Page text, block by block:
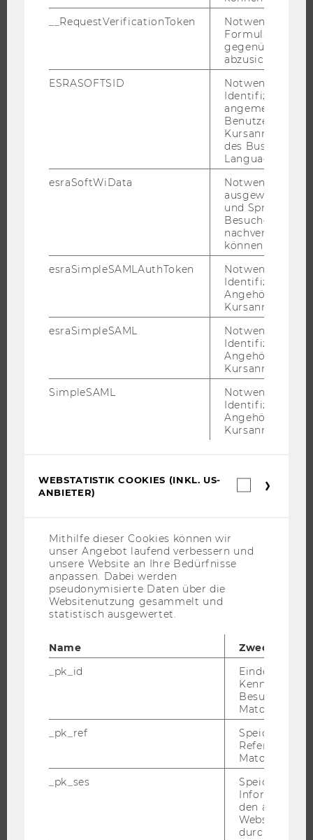
WARUM WU?
DOKTORAT / PHD
INTERNATIONALE UND INCOMING EXCHANGE STUDIERENDE
ANGEBOTE FÜR SCHULEN UND STUDIENINTERESSIERTE
FORSCHUNG
WIRTSCHAFT UND GESELLSCHAFT
EVENTS ARCHIV
WU FOUNDATION
JOBS MIT WU-STUDIUM
KARRIEREKONTAKTE AN DER WU
__RequestVerificationToken
Notwendig, um
gegenüber
abzusichern.
ESRASOFTSID
Notwendig zur
Identifizierung
angemeldeten
Benutzers im
des Business
Language
esraSoftWiData
Notwendig um
ausgewählte
und
Besuchers
nachverfolgen
können.
esraSimpleSAMLAuthToken
Notwendig zur
Identifizierung
Angehörige/r für
Kursanmeldung.
esraSimpleSAML
Notwendig zur
Identifizierung
Angehörige/r für
Kursanmeldung.
SimpleSAML
Notwendig zur
Identifizierung
Angehörige/r für
Kursanmeldung.
WEBSTATISTIK COOKIES (INKL. US-
ANBIETER)
Mithilfe dieser Cookies können wir
unser Angebot laufend verbessern und
unsere Website an Ihre Bedürfnisse
anpassen. Dabei werden
pseudonymisierte Daten über die
Websitenutzung gesammelt und
statistisch ausgewertet.
Name
Zweck
_pk_id
Eindeutige
Besuchers
Matomo.
_pk_ref
Speicherung
Referrers
Matomo.
_pk_ses
Speicherung
den aktuellen
durch